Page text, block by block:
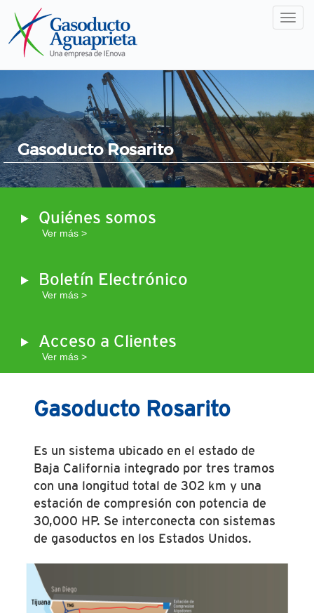
Menú
Gasoducto Rosarito
Quiénes somos
Ver más >
Boletín Electrónico
Ver más >
Acceso a Clientes
Ver más >
Gasoducto Rosarito
Es un sistema ubicado en el estado de
Baja California integrado por tres tramos
con una longitud total de 302 km y una
estación de compresión con potencia de
30,000 HP. Se interconecta con sistemas
de gasoductos en los Estados Unidos.